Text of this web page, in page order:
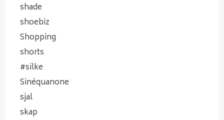
shade
shoebiz
Shopping
shorts
#silke
Sinéquanone
sjal
skap